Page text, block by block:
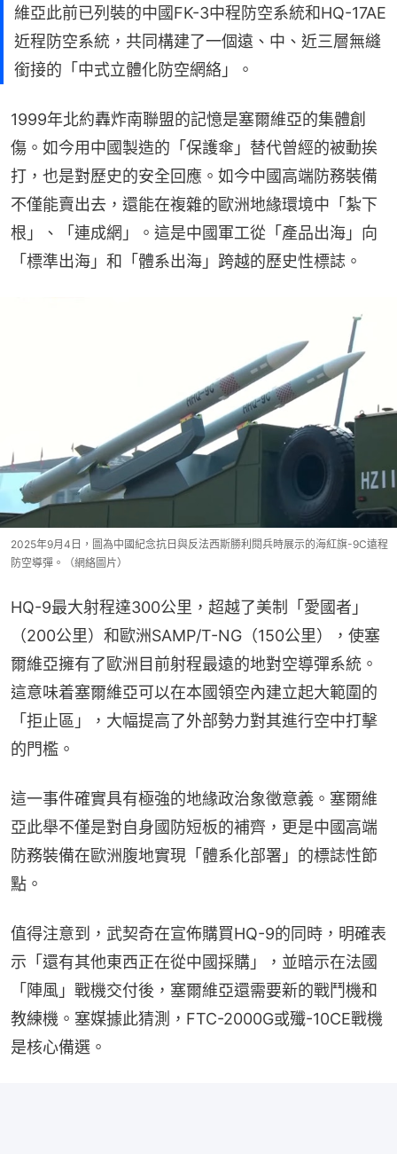
維亞此前已列裝的中國FK-3中程防空系統和HQ-17AE
近程防空系統，共同構建了一個遠、中、近三層無縫
銜接的「中式立體化防空網絡」。
1999年北約轟炸南聯盟的記憶是塞爾維亞的集體創
傷。如今用中國製造的「保護傘」替代曾經的被動挨
打，也是對歷史的安全回應。如今中國高端防務裝備
不僅能賣出去，還能在複雜的歐洲地緣環境中「紮下
根」、「連成網」。這是中國軍工從「產品出海」向
「標準出海」和「體系出海」跨越的歷史性標誌。
2025年9月4日，圖為中國紀念抗日與反法西斯勝利閱兵時展示的海紅旗-9C遠程
防空導彈。（網絡圖片）
HQ-9最大射程達300公里，超越了美制「愛國者」
（200公里）和歐洲SAMP/T-NG（150公里），使塞
爾維亞擁有了歐洲目前射程最遠的地對空導彈系統。
這意味着塞爾維亞可以在本國領空內建立起大範圍的
「拒止區」，大幅提高了外部勢力對其進行空中打擊
的門檻。
這一事件確實具有極強的地緣政治象徵意義。塞爾維
亞此舉不僅是對自身國防短板的補齊，更是中國高端
防務裝備在歐洲腹地實現「體系化部署」的標誌性節
點。
值得注意到，武契奇在宣佈購買HQ-9的同時，明確表
示「還有其他東西正在從中國採購」，並暗示在法國
「陣風」戰機交付後，塞爾維亞還需要新的戰鬥機和
教練機。塞媒據此猜測，FTC-2000G或殲-10CE戰機
是核心備選。